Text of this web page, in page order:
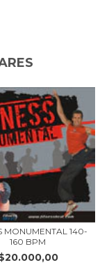
MONUMENTAL 140-
160 BPM